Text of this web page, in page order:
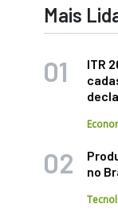
Mais
ITR
no